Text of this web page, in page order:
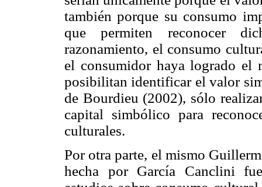
también porque su consumo
que permiten reconocer
razonamiento, el consumo
el consumidor haya logrado el
posibilitan identificar el valor
de Bourdieu (2002), sólo
capital simbólico para
culturales.
Por otra parte, el mismo
hecha por García Canclini